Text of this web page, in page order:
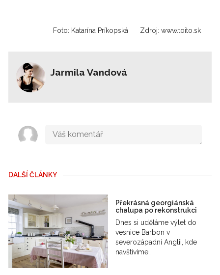
Foto: Katarína Príkopská Zdroj: www.toito.sk
Jarmila Vandová
DALŠÍ ČLÁNKY
Překrásná georgiánská
chalupa po rekonstrukci
Dnes si uděláme výlet do
vesnice Barbon v
severozápadní Anglii, kde
navštívíme…